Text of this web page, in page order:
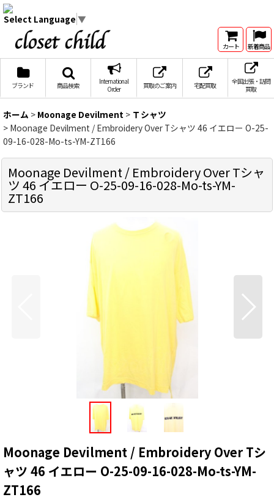
Select Language ▼
カート 新着商品
ブランド 商品検索
International
Order
買取のご案内 宅配買取
全国出張・訪問
買取
ホーム > Moonage Devilment > Ｔシャツ
> Moonage Devilment / Embroidery Over Tシャツ 46 イエロー O-25-
09-16-028-Mo-ts-YM-ZT166
Moonage Devilment / Embroidery Over Tシャ
ツ 46 イエロー O-25-09-16-028-Mo-ts-YM-
ZT166
Moonage Devilment / Embroidery Over Tシ
ャツ 46 イエロー O-25-09-16-028-Mo-ts-YM-
ZT166